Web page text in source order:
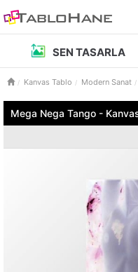
SEN TASARLA
Kanvas Tablo Modern Sanat
Mega Nega Tango -